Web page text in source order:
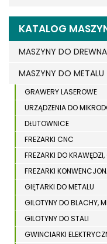
KATALOG
MASZYNY DO DREWNA
MASZYNY DO METALU
GRAWERY LASEROWE
URZĄDZENIA DO
DŁUTOWNICE
FREZARKI CNC
FREZARKI DO
FREZARKI
GIĘTARKI DO METALU
GILOTYNY DO BLACHY,
GILOTYNY DO STALI
GWINCIARKI